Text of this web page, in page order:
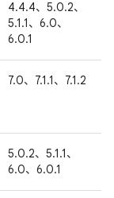
4.4.4、5.0.2、
5.1.1、6.0、
6.0.1
7.0、7.1.1、7.1.2
5.0.2、5.1.1、
6.0、6.0.1